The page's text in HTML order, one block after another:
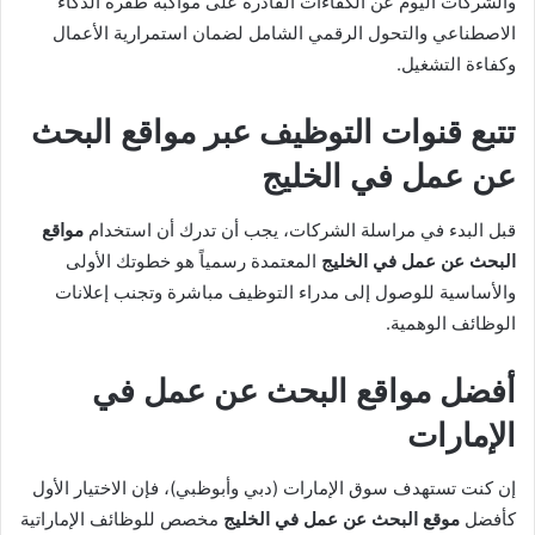
الاصطناعي والتحول الرقمي الشامل لضمان استمرارية الأعمال
وكفاءة التشغيل.
تتبع قنوات التوظيف عبر مواقع البحث
عن عمل في الخليج
قبل البدء في مراسلة الشركات، يجب أن تدرك أن استخدام مواقع
البحث عن عمل في الخليج المعتمدة رسمياً هو خطوتك الأولى
والأساسية للوصول إلى مدراء التوظيف مباشرة وتجنب إعلانات
الوظائف الوهمية.
أفضل مواقع البحث عن عمل في
الإمارات
إن كنت تستهدف سوق الإمارات (دبي وأبوظبي)، فإن الاختيار الأول
كأفضل موقع البحث عن عمل في الخليج مخصص للوظائف الإماراتية